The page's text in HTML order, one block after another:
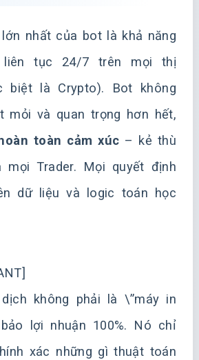
nhất của bot là khả năng
liên tục 24/7 trên mọi thị
biệt là Crypto). Bot không
mỏi và quan trọng hơn hết,
toàn cảm xúc – kẻ thù
mọi Trader. Mọi quyết định
dữ liệu và logic toán học
không phải là \”máy in
lợi nhuận 100%. Nó chỉ
xác những gì thuật toán